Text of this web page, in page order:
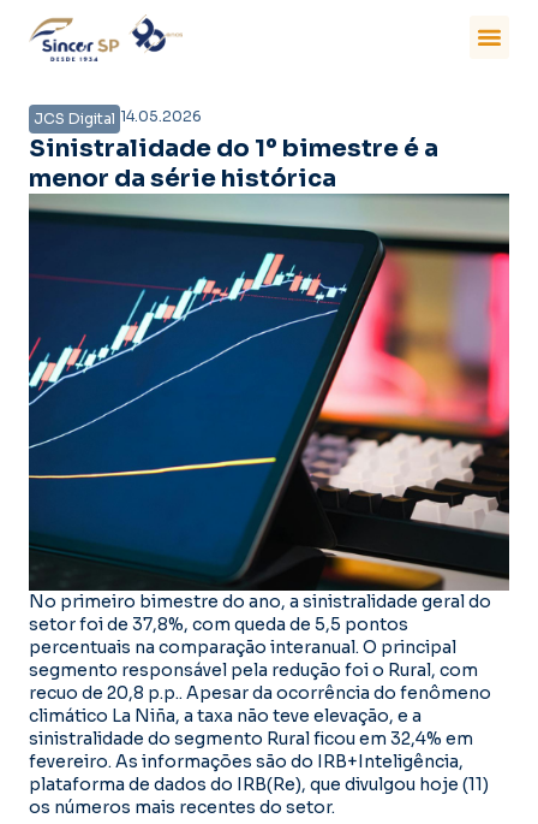
JCS Digital 14.05.2026
Sinistralidade do 1º bimestre é a
menor da série histórica
No primeiro bimestre do ano, a sinistralidade geral do
setor foi de 37,8%, com queda de 5,5 pontos
percentuais na comparação interanual. O principal
segmento responsável pela redução foi o Rural, com
recuo de 20,8 p.p.. Apesar da ocorrência do fenômeno
climático La Niña, a taxa não teve elevação, e a
sinistralidade do segmento Rural ficou em 32,4% em
fevereiro. As informações são do IRB+Inteligência,
plataforma de dados do IRB(Re), que divulgou hoje (11)
os números mais recentes do setor.